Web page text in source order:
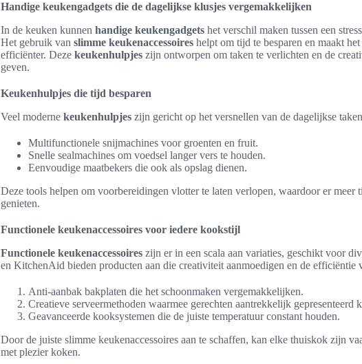
Handige keukengadgets die de dagelijkse klusjes vergemakkelijken
In de keuken kunnen handige keukengadgets het verschil maken tussen een
Het gebruik van slimme keukenaccessoires helpt om tijd te besparen en maakt
efficiënter. Deze keukenhulpjes zijn ontworpen om taken te verlichten en de
geven.
Keukenhulpjes die tijd besparen
Veel moderne keukenhulpjes zijn gericht op het versnellen van de dagelijkse
Multifunctionele snijmachines voor groenten en fruit.
Snelle sealmachines om voedsel langer vers te houden.
Eenvoudige maatbekers die ook als opslag dienen.
Deze tools helpen om voorbereidingen vlotter te laten verlopen, waardoor er
genieten.
Functionele keukenaccessoires voor iedere kookstijl
Functionele keukenaccessoires zijn er in een scala aan variaties, geschikt voor
en KitchenAid bieden producten aan die creativiteit aanmoedigen en de efficiëntie
Anti-aanbak bakplaten die het schoonmaken vergemakkelijken.
Creatieve serveermethoden waarmee gerechten aantrekkelijk gepresenteerd
Geavanceerde kooksystemen die de juiste temperatuur constant houden.
Door de juiste slimme keukenaccessoires aan te schaffen, kan elke thuiskok zijn
met plezier koken.